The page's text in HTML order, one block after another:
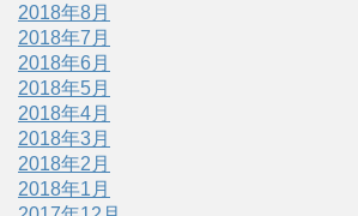
2018年8月
2018年7月
2018年6月
2018年5月
2018年4月
2018年3月
2018年2月
2018年1月